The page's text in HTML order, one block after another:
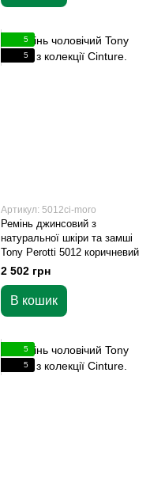
5
5
Артикул: 5012ci-moro
Ремінь джинсовий з
натуральної шкіри та замші
Tony Perotti 5012 коричневий
2 502 грн
В кошик
5
5